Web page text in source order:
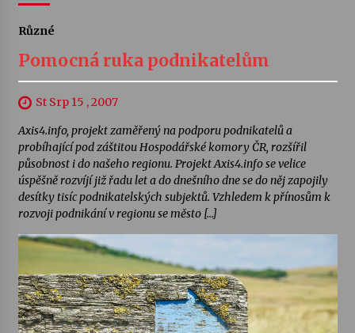
Různé
Pomocná ruka podnikatelům
St Srp 15 , 2007
Axis4.info, projekt zaměřený na podporu podnikatelů a
probíhající pod záštitou Hospodářské komory ČR, rozšířil
působnost i do našeho regionu. Projekt Axis4.info se velice
úspěšně rozvíjí již řadu let a do dnešního dne se do něj zapojily
desítky tisíc podnikatelských subjektů. Vzhledem k přínosům k
rozvoji podnikání v regionu se město […]